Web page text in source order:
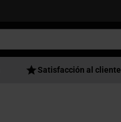
Satisfacción al cliente